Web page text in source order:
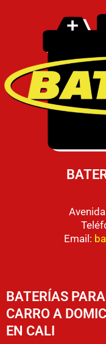
Email:
BATERÍAS PARA
CARRO A
EN CALI